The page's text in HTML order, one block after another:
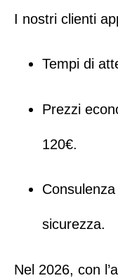
I nostri clienti
Tempi di
Prezzi
120€.
sicurezza.
Nel 2026, con